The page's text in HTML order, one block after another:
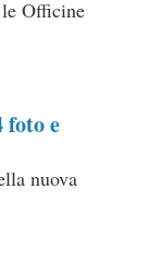
Officine
foto e
nuova